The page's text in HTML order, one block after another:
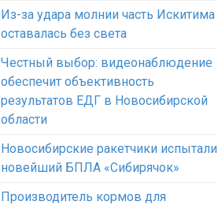
Из-за удара молнии часть Искитима
оставалась без света
Честный выбор: видеонаблюдение
обеспечит объективность
результатов ЕДГ в Новосибирской
области
Новосибирские ракетчики испытали
новейший БПЛА «Сибирячок»
Производитель кормов для